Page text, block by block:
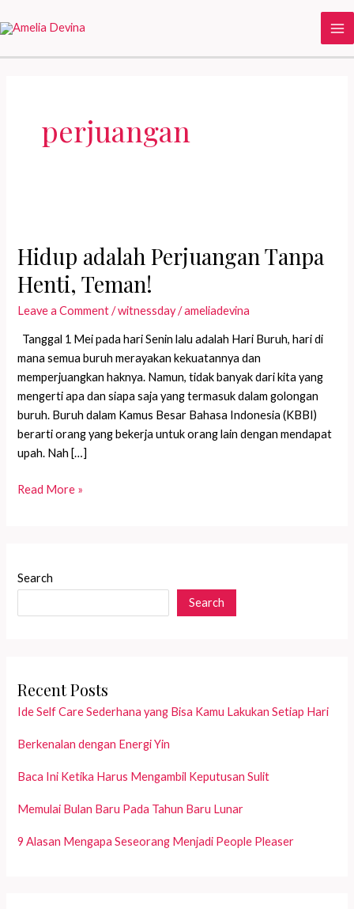
to
perjuangan
Hidup adalah Perjuangan Tanpa
Henti, Teman!
Leave a Comment /witnessday/ameliadevina
Tanggal 1 Mei pada hari Senin lalu adalah Hari Buruh, hari di
mana semua buruh merayakan kekuatannya dan
memperjuangkan haknya. Namun, tidak banyak dari kita yang
mengerti apa dan siapa saja yang termasuk dalam golongan
buruh. Buruh dalam Kamus Besar Bahasa Indonesia (KBBI)
berarti orang yang bekerja untuk orang lain dengan mendapat
upah. Nah […]
Hidup
Teman!
Read More »
Search
Search
Recent Posts
Ide Self Care Sederhana yang Bisa Kamu Lakukan Setiap Hari
Berkenalan dengan Energi Yin
Baca Ini Ketika Harus Mengambil Keputusan Sulit
Memulai Bulan Baru Pada Tahun Baru Lunar
9 Alasan Mengapa Seseorang Menjadi People Pleaser